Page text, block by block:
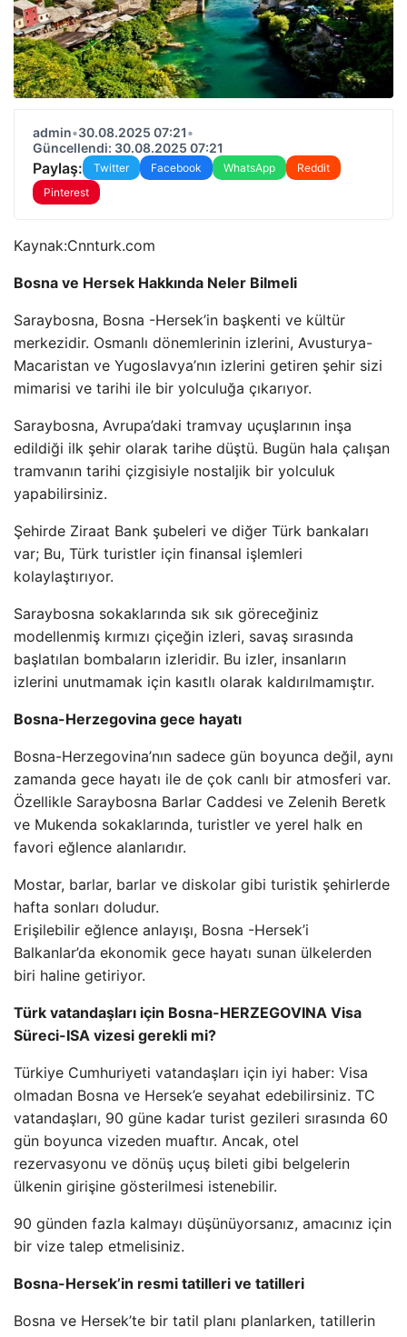
admin•30.08.2025 07:21•
Güncellendi: 30.08.2025 07:21
Paylaş: Twitter Facebook WhatsApp
Reddit
Pinterest
Kaynak:Cnnturk.com
Bosna ve Hersek Hakkında Neler Bilmeli
Saraybosna, Bosna -Hersek’in başkenti ve kültür
merkezidir. Osmanlı dönemlerinin izlerini, Avusturya-
Macaristan ve Yugoslavya’nın izlerini getiren şehir sizi
mimarisi ve tarihi ile bir yolculuğa çıkarıyor.
Saraybosna, Avrupa’daki tramvay uçuşlarının inşa
edildiği ilk şehir olarak tarihe düştü. Bugün hala çalışan
tramvanın tarihi çizgisiyle nostaljik bir yolculuk
yapabilirsiniz.
Şehirde Ziraat Bank şubeleri ve diğer Türk bankaları
var; Bu, Türk turistler için finansal işlemleri
kolaylaştırıyor.
Saraybosna sokaklarında sık sık göreceğiniz
modellenmiş kırmızı çiçeğin izleri, savaş sırasında
başlatılan bombaların izleridir. Bu izler, insanların
izlerini unutmamak için kasıtlı olarak kaldırılmamıştır.
Bosna-Herzegovina gece hayatı
Bosna-Herzegovina’nın sadece gün boyunca değil, aynı
zamanda gece hayatı ile de çok canlı bir atmosferi var.
Özellikle Saraybosna Barlar Caddesi ve Zelenih Beretk
ve Mukenda sokaklarında, turistler ve yerel halk en
favori eğlence alanlarıdır.
Mostar, barlar, barlar ve diskolar gibi turistik şehirlerde
hafta sonları doludur.
Erişilebilir eğlence anlayışı, Bosna -Hersek’i
Balkanlar’da ekonomik gece hayatı sunan ülkelerden
biri haline getiriyor.
Türk vatandaşları için Bosna-HERZEGOVINA Visa
Süreci-ISA vizesi gerekli mi?
Türkiye Cumhuriyeti vatandaşları için iyi haber: Visa
olmadan Bosna ve Hersek’e seyahat edebilirsiniz. TC
vatandaşları, 90 güne kadar turist gezileri sırasında 60
gün boyunca vizeden muaftır. Ancak, otel
rezervasyonu ve dönüş uçuş bileti gibi belgelerin
ülkenin girişine gösterilmesi istenebilir.
90 günden fazla kalmayı düşünüyorsanız, amacınız için
bir vize talep etmelisiniz.
Bosna-Hersek’in resmi tatilleri ve tatilleri
Bosna ve Hersek’te bir tatil planı planlarken, tatillerin